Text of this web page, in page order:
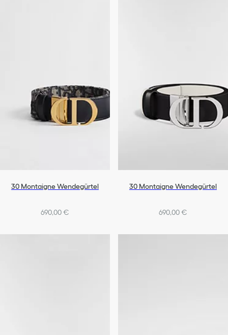
30 Montaigne Wendegürtel
690,00 €
30 Montaigne Wendegürtel
690,00 €